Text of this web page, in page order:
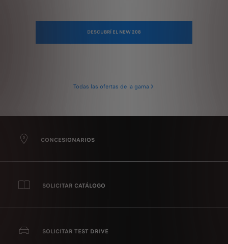
DESCUBRÍ EL NEW 208
Todas las ofertas de la gama
CONCESIONARIOS
SOLICITAR CATÁLOGO
SOLICITAR TEST DRIVE